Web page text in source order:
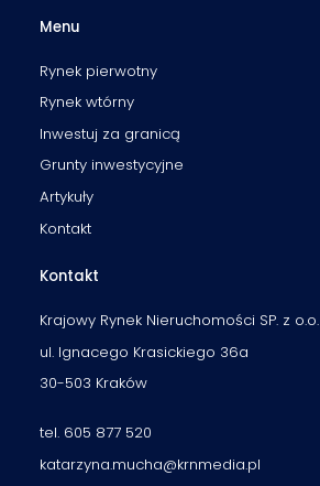
Menu
Rynek pierwotny
Rynek wtórny
Inwestuj za granicą
Grunty inwestycyjne
Artykuły
Kontakt
Kontakt
Krajowy Rynek Nieruchomości SP. z o.o.
ul. Ignacego Krasickiego 36a
30-503 Kraków
tel. 605 877 520
katarzyna.mucha@krnmedia.pl